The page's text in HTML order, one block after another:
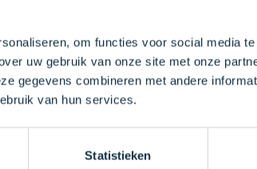
om functies voor social media
uw gebruik van onze site met onze
gegevens combineren met andere
van hun services.
Statistieken